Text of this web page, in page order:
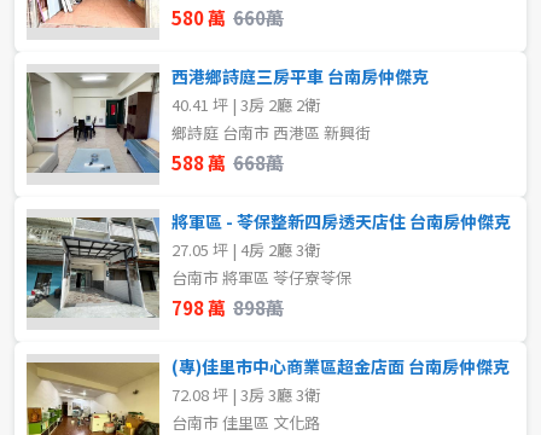
樓層
不拘
1樓
2樓 3樓
4樓
11~20樓
~
格局
格局
不拘
2房
3房
租金(元)
580 萬 660萬
西港鄉詩庭三房平車 台南房仲傑克
40.41 坪 | 3房 2廳 2衛
鄉詩庭 台南市 西港區 新興街
588 萬 668萬
將軍區 - 苓保整新四房透天店住 台南房仲傑克
27.05 坪 | 4房 2廳 3衛
台南市 將軍區 苓仔寮苓保
798 萬 898萬
(專)佳里市中心商業區超金店面 台南房仲傑克
72.08 坪 | 3房 3廳 3衛
台南市 佳里區 文化路